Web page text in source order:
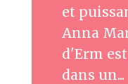
et
Anna
d'Erm
dans un...